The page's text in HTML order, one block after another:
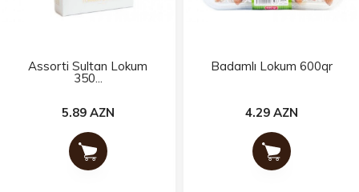
Assorti Sultan Lokum
350...
5.89 AZN
Badamlı Lokum 600qr
4.29 AZN